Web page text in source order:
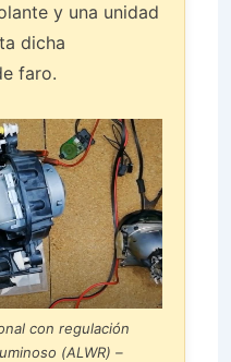
y una unidad
dicha
faro.
con regulación
(ALWR) –